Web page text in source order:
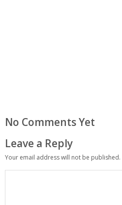
No Comments Yet
Leave a Reply
Your email address will not be published.